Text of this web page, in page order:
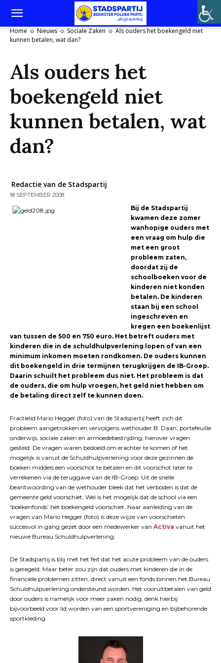
Home Nieuws Sociale Zaken
Als ouders het boekengeld niet
kunnen betalen, wat dan?
Als ouders het
boekengeld niet
kunnen betalen, wat
dan?
Redactie van de Stadspartij
18 SEPTEMBER 2008
Bij de Stadspartij
kwamen deze zomer
wanhopige ouders met
een vraag om hulp die
met een groot
probleem zaten,
doordat zij de
schoolboeken voor de
kinderen niet konden
betalen. De kinderen
staan bij een school
ingeschreven en
kregen een boekenlijst
van tussen de 500 en 750 euro. Het betreft ouders met
kinderen die in de schuldhulpverlening lopen of van een
minimum inkomen moeten rondkomen. De ouders kunnen
dit boekengeld in drie termijnen terugkrijgen de IB-Groep.
Daarin schuilt het probleem dus niet. Het probleem is dat
de ouders, die om hulp vroegen, het geld niet hebben om
de betaling direct zelf te kunnen doen.
Fractielid Mario Hegger (foto) van de Stadspartij heeft zich dit
probleem aangetrokken en vervolgens wethouder B. Daan, portefeuille
onderwijs, sociale zaken en armoedebestrijding, hierover vragen
gesteld. De vragen waren bedoeld om erachter te komen of het
mogelijk is vanuit de Schuldhulpverlening voor deze gezinnen de
boeken middels een voorschot te betalen en dit voorschot later te
verrekenen via de teruggave van de IB-Groep. Uit de snelle
beantwoording van de wethouder bleek dat het verboden is dat de
gemeente geld voorschiet. Wel is het mogelijk dat de school via een
‘boekenfonds’ het boekengeld voorschiet. Naar aanleiding van de
vragen van Mario Hegger (foto) is deze wijze van voorschieten
succesvol in gang gezet door een medewerker van Activa vanuit het
nieuwe Bureau Schuldhulpverlening.
De Stadspartij is blij met het feit dat het acute probleem van de ouders
is geregeld. Maar beter zou zijn dat ouders met kinderen die in de
financiële problemen zitten, direct vanuit een fonds binnen het Bureau
Schuldhulpverlening ondersteund worden. Het vooruitbetalen van geld
door ouders is namelijk voor meer zaken nodig, denk hierbij
bijvoorbeeld voor lid worden van een sportvereniging en bijbehorende
sportkleding.